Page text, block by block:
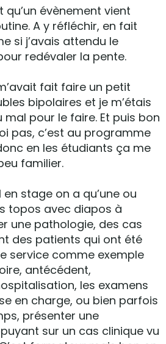
qu’un évènement vient
A y réfléchir, en fait
si j’avais attendu le
redévaler la pente.
fait faire un petit
bipolaires et je m’étais
pour le faire. Et puis bon
pas, c’est au programme
en les étudiants ça me
familier.
en stage on a qu’une ou
topos avec diapos à
une pathologie, des cas
des patients qui ont été
service comme exemple
antécédent,
les examens
en charge, ou bien parfois
présenter une
sur un cas clinique vu